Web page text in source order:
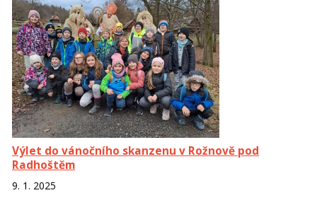
Výlet do vánočního skanzenu v Rožnově pod
Radhoštěm
9. 1. 2025